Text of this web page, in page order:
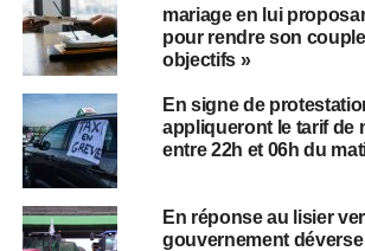
mariage en lui
pour rendre son
objectifs »
En signe de
appliqueront le tarif de
entre 22h et 06h du
En réponse au lisier
gouvernement